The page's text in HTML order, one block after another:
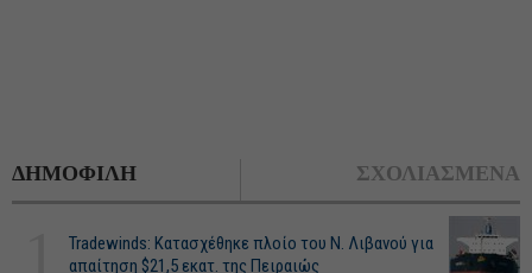
ΔΗΜΟΦΙΛΗ ΣΧΟΛΙΑΣΜΕΝΑ
Tradewinds: Κατασχέθηκε πλοίο του Ν. Λιβανού για
απαίτηση $21,5 εκατ. της Πειραιώς